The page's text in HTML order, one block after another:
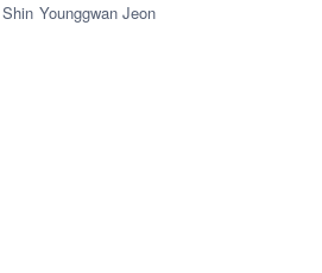
Younggwan Jeon